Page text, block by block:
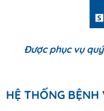
Được phục vụ
HỆ THỐNG BỆNH